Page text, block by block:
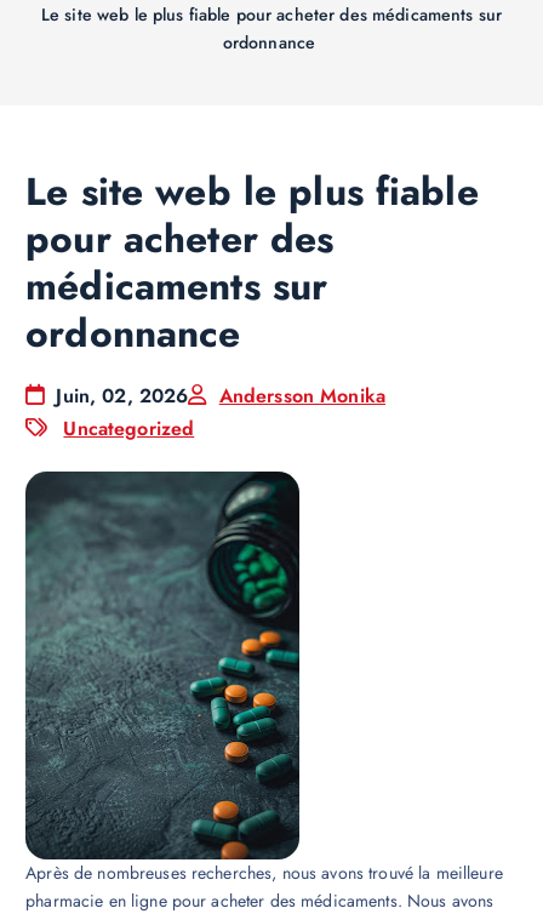
Le site web le plus fiable pour acheter des médicaments sur
ordonnance
Le site web le plus fiable
pour acheter des
médicaments sur
ordonnance
Juin, 02, 2026
Andersson Monika
Uncategorized
Après de nombreuses recherches, nous avons trouvé la meilleure
pharmacie en ligne pour acheter des médicaments. Nous avons